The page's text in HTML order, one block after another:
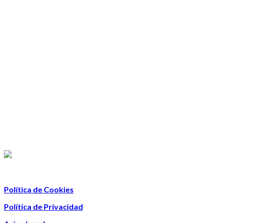
Política de Cookies
Política de Privacidad